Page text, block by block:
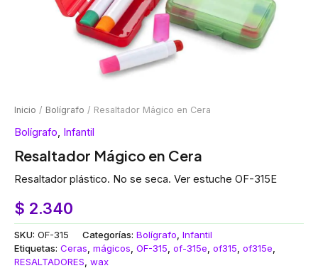
Inicio / Bolígrafo / Resaltador Mágico en Cera
Bolígrafo, Infantil
Resaltador Mágico en Cera
Resaltador plástico. No se seca. Ver estuche OF-315E
$ 2.340
SKU: OF-315 Categorías: Bolígrafo Infantil
Etiquetas: Ceras mágicos OF-315 of-315e of315 of315e
RESALTADORES wax